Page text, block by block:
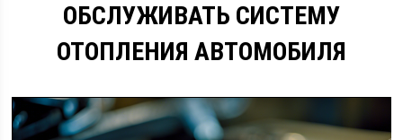
ОБСЛУЖИВАТЬ СИСТЕМУ
ОТОПЛЕНИЯ АВТОМОБИЛЯ